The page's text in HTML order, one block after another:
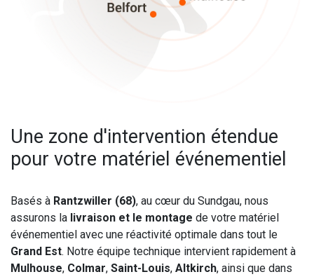
Une zone d'intervention étendue
pour votre matériel événementiel
Basés à Rantzwiller (68), au cœur du Sundgau, nous
assurons la livraison et le montage de votre matériel
événementiel avec une réactivité optimale dans tout le
Grand Est. Notre équipe technique intervient rapidement à
Mulhouse, Colmar, Saint-Louis, Altkirch, ainsi que dans